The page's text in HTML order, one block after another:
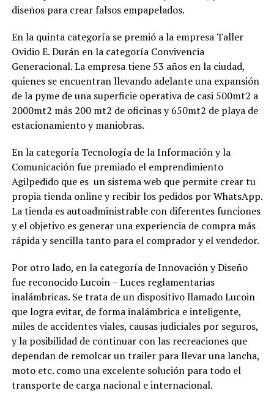
diseños para crear falsos empapelados.
En la quinta categoría se premió a la empresa Taller
Ovidio E. Durán en la categoría Convivencia
Generacional. La empresa tiene 53 años en la ciudad,
quienes se encuentran llevando adelante una expansión
de la pyme de una superficie operativa de casi 500mt2 a
2000mt2 más 200 mt2 de oficinas y 650mt2 de playa de
estacionamiento y maniobras.
En la categoría Tecnología de la Información y la
Comunicación fue premiado el emprendimiento
Agilpedido que es un sistema web que permite crear tu
propia tienda online y recibir los pedidos por WhatsApp.
La tienda es autoadministrable con diferentes funciones
y el objetivo es generar una experiencia de compra más
rápida y sencilla tanto para el comprador y el vendedor.
Por otro lado, en la categoría de Innovación y Diseño
fue reconocido Lucoin – Luces reglamentarias
inalámbricas. Se trata de un dispositivo llamado Lucoin
que logra evitar, de forma inalámbrica e inteligente,
miles de accidentes viales, causas judiciales por seguros,
y la posibilidad de continuar con las recreaciones que
dependan de remolcar un trailer para llevar una lancha,
moto etc. como una excelente solución para todo el
transporte de carga nacional e internacional.